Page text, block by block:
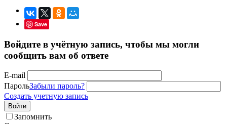
Save
Войдите в учётную запись, чтобы мы могли
сообщить вам об ответе
E-mail
ПарольЗабыли пароль?
Создать учетную запись
Войти
Запомнить